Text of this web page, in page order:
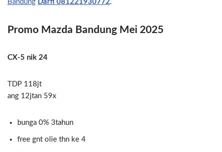
Bandung Darfi 081221930772.
Promo Mazda Bandung Mei 2025
CX-5 nik 24
TDP 118jt
ang 12jtan 59x
bunga 0% 3tahun
free gnt olie thn ke 4